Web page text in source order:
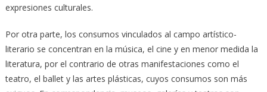
expresiones culturales.
Por otra parte, los consumos vinculados al campo artístico-
literario se concentran en la música, el cine y en menor medida la
literatura, por el contrario de otras manifestaciones como el
teatro, el ballet y las artes plásticas, cuyos consumos son más